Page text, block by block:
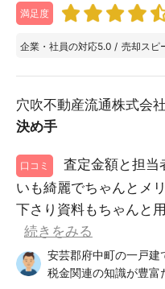
満足度
企業・社員の対応5.0 / 売却スピ
穴吹不動産流通株式会
決め手
口コミ
査定金額と担当
いも綺麗でちゃんとメ
下さり資料もちゃんと
続きをみる
安芸郡府中町の一戸
税金関連の知識が豊富